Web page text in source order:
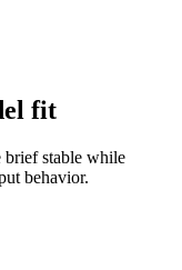
fit
brief stable while
behavior.